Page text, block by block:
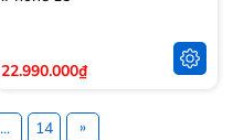
22.990.000₫
... 14 »